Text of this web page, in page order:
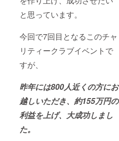
と思っています。
今回で7回目となるこのチャ
リティークラブイベントで
すが、
昨年には800人近くの方にお
越しいただき、約155万円の
利益を上げ、大成功しまし
た。